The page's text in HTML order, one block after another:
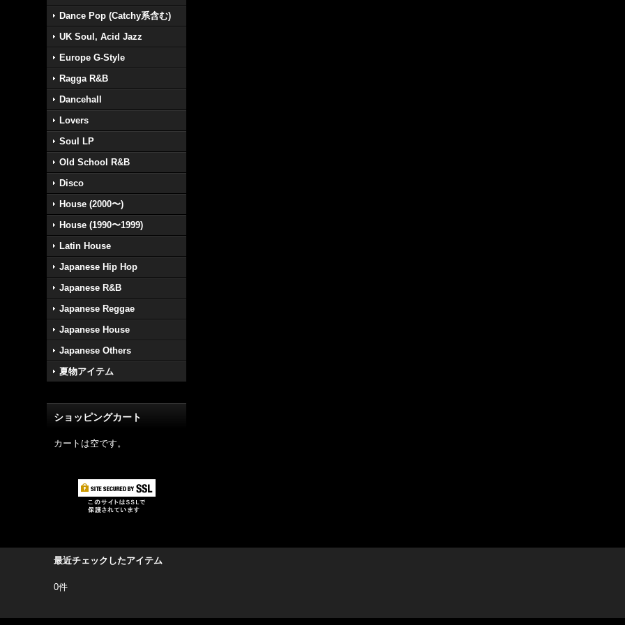
Dance Pop (Catchy系含む)
UK Soul, Acid Jazz
Europe G-Style
Ragga R&B
Dancehall
Lovers
Soul LP
Old School R&B
Disco
House (2000〜)
House (1990〜1999)
Latin House
Japanese Hip Hop
Japanese R&B
Japanese Reggae
Japanese House
Japanese Others
夏物アイテム
ショッピングカート
カートは空です。
最近チェックしたアイテム
0件